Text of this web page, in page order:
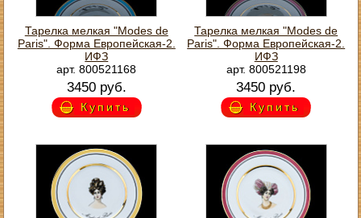
Тарелка мелкая "Modes de
Paris". Форма Европейская-2.
ИФЗ
арт. 800521168
3450 руб.
Купить
Тарелка мелкая "Modes de
Paris". Форма Европейская-2.
ИФЗ
арт. 800521198
3450 руб.
Купить